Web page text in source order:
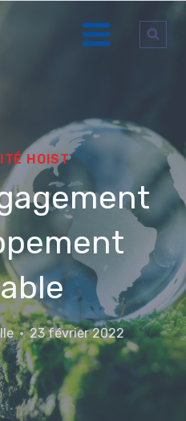
HOIST
23 février 2022